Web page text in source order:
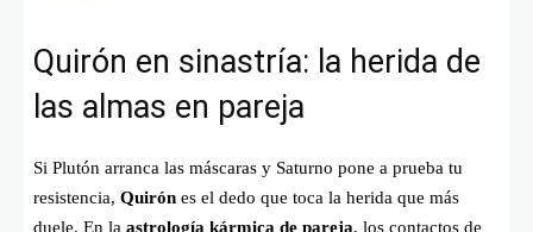
Quirón en sinastría: la herida de
las almas en pareja
Si Plutón arranca las máscaras y Saturno pone a prueba tu
resistencia, Quirón es el dedo que toca la herida que más
duele. En la astrología kármica de pareja, los contactos de